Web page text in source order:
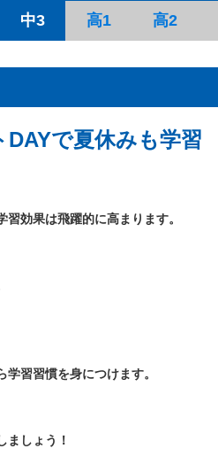
中3 高1 高2
で夏休みも学習
効果は飛躍的に高まります。
習習慣を身につけます。
しょう！